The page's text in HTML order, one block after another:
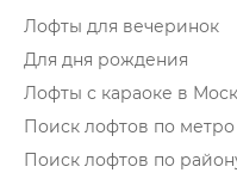
Лофты для вечеринок
Для дня рождения
Лофты с караоке в
Поиск лофтов по метро
Поиск лофтов по